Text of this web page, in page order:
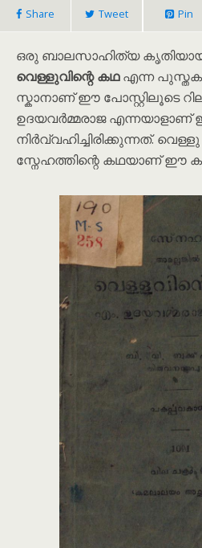
Share Tweet Pin
ഒരു ബാലസാഹിത്യ
വെള്ളുവിന്റെ കഥഎന്ന
സ്കാനാണ് ഈ പോസ്റ്റിലൂടെ
ഉദയവർമ്മരാജ എന്നയാളാണ്
നിർവ്വഹിച്ചിരിക്കുന്നത്.
സ്നേഹത്തിന്റെ കഥയാണ് ഈ